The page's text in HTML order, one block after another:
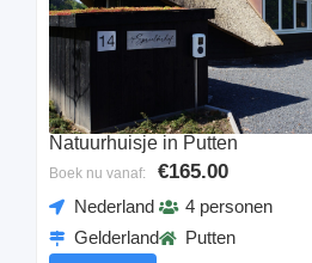
Natuurhuisje in Putten
Boek nu vanaf: €165.00
Nederland
Gelderland
4 personen
Putten